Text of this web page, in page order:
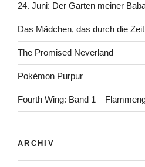
24. Juni: Der Garten meiner
Das Mädchen, das durch die
The Promised Neverland
Pokémon Purpur
Fourth Wing: Band 1 –
ARCHIV